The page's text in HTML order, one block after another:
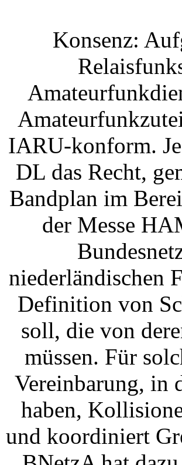
Konsenz:
IARU-konform.
DL das Recht,
Bandplan im
der Messe
niederländischen
Definition von
soll, die von
müssen. Für
Vereinbarung, in
haben,
und koordiniert